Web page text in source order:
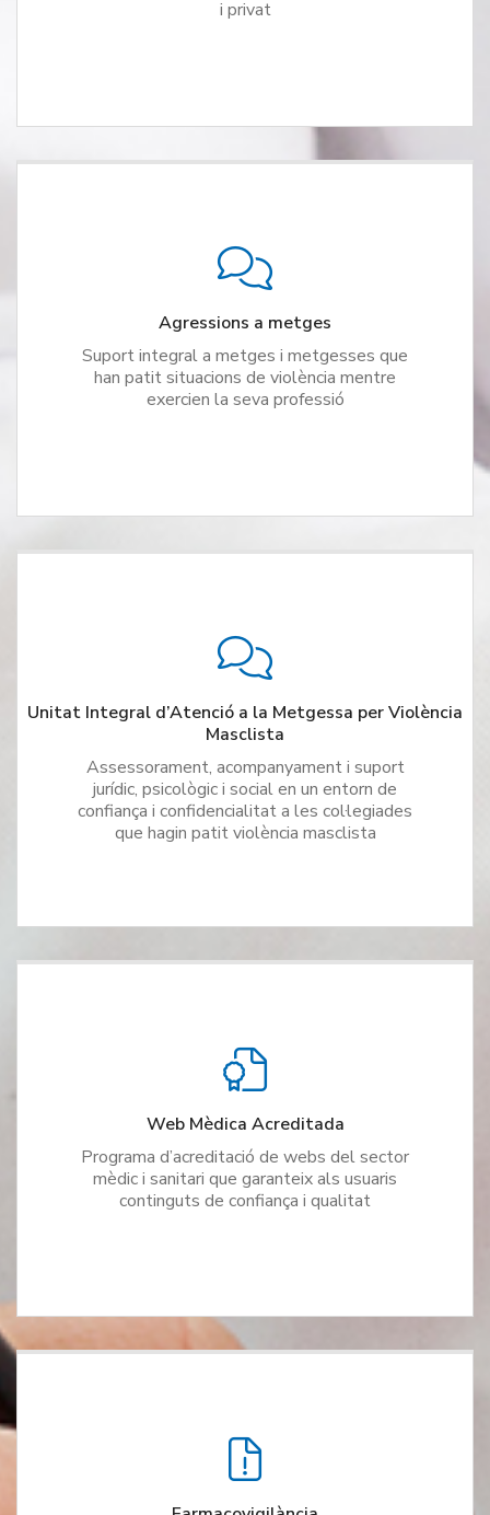
i privat
Agressions a metges
Suport integral a metges i metgesses que
han patit situacions de violència mentre
exercien la seva professió
Unitat Integral d’Atenció a la Metgessa per Violència
Masclista
Assessorament, acompanyament i suport
jurídic, psicològic i social en un entorn de
confiança i confidencialitat a les col·legiades
que hagin patit violència masclista
Web Mèdica Acreditada
Programa d’acreditació de webs del sector
mèdic i sanitari que garanteix als usuaris
continguts de confiança i qualitat